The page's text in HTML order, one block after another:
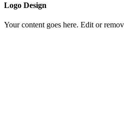
Logo Design
Your content goes here. Edit or